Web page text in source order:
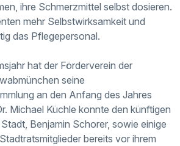
ihre Schmerzmittel selbst dosieren.
mehr Selbstwirksamkeit und
das Pflegepersonal.
hat der Förderverein der
seine
an den Anfang des Jahres
Michael Küchle konnte den künftigen
Benjamin Schorer, sowie einige
bereits vor ihrem